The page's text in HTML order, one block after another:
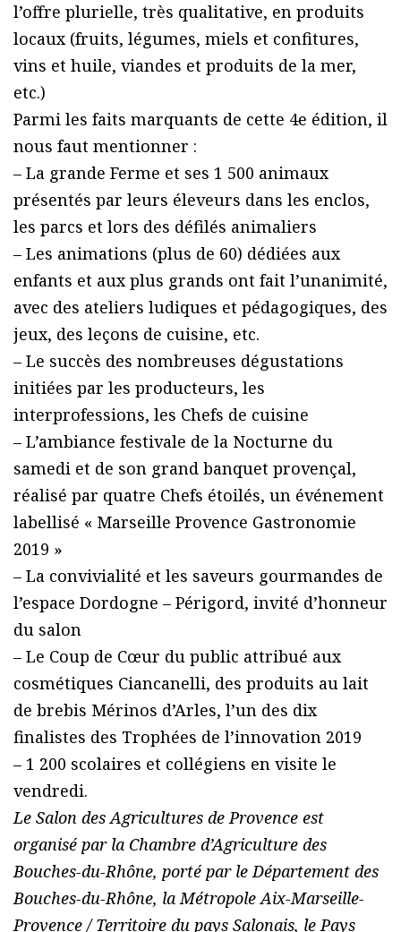
l’offre plurielle, très qualitative, en produits
locaux (fruits, légumes, miels et confitures,
vins et huile, viandes et produits de la mer,
etc.)
Parmi les faits marquants de cette 4e édition, il
nous faut mentionner :
– La grande Ferme et ses 1 500 animaux
présentés par leurs éleveurs dans les enclos,
les parcs et lors des défilés animaliers
– Les animations (plus de 60) dédiées aux
enfants et aux plus grands ont fait l’unanimité,
avec des ateliers ludiques et pédagogiques, des
jeux, des leçons de cuisine, etc.
– Le succès des nombreuses dégustations
initiées par les producteurs, les
interprofessions, les Chefs de cuisine
– L’ambiance festivale de la Nocturne du
samedi et de son grand banquet provençal,
réalisé par quatre Chefs étoilés, un événement
labellisé « Marseille Provence Gastronomie
2019 »
– La convivialité et les saveurs gourmandes de
l’espace Dordogne – Périgord, invité d’honneur
du salon
– Le Coup de Cœur du public attribué aux
cosmétiques Ciancanelli, des produits au lait
de brebis Mérinos d’Arles, l’un des dix
finalistes des Trophées de l’innovation 2019
– 1 200 scolaires et collégiens en visite le
vendredi.
Le Salon des Agricultures de Provence est
organisé par la Chambre d’Agriculture des
Bouches-du-Rhône, porté par le Département des
Bouches-du-Rhône, la Métropole Aix-Marseille-
Provence / Territoire du pays Salonais, le Pays